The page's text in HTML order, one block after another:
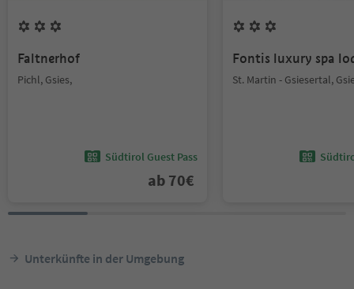
Faltnerhof
Pichl, Gsies,
Südtirol Guest Pass
ab 70€
Fontis luxury spa
St. Martin - Gsiesertal,
Unterkünfte in der Umgebung